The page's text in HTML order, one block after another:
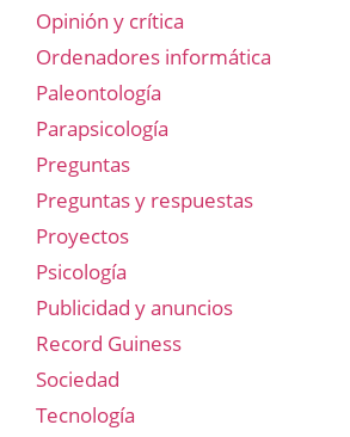
Opinión y crítica
Ordenadores informática
Paleontología
Parapsicología
Preguntas
Preguntas y respuestas
Proyectos
Psicología
Publicidad y anuncios
Record Guiness
Sociedad
Tecnología